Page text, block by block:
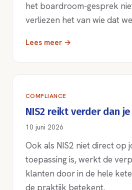
het boardroom-gesprek
verliezen het van wie dat
Lees meer →
COMPLIANCE
NIS2 reikt verder dan
10 juni 2026
Ook als NIS2 niet direct op
toepassing is, werkt de
klanten door in de hele
de praktijk betekent.